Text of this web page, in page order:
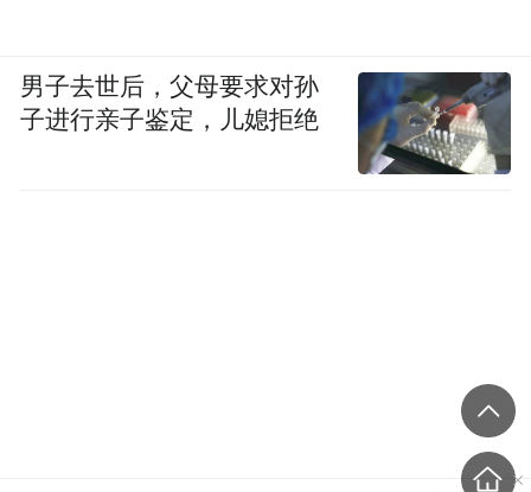
男子去世后，父母要求对孙
子进行亲子鉴定，儿媳拒绝